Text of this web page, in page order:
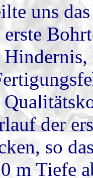
uns
der
so
m Tiefe